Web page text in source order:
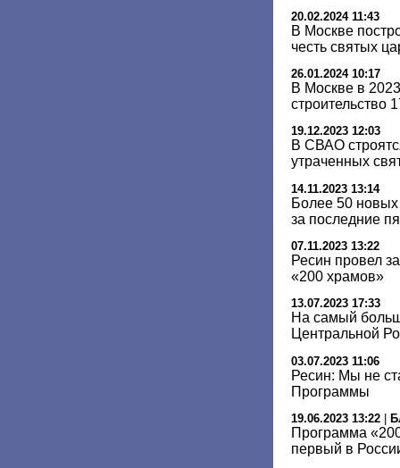
20.02.2024 11:43
В Москве
честь святых
26.01.2024 10:17
В Москве в
строительство
19.12.2023 12:03
В СВАО
утраченных
14.11.2023 13:14
Более 50
за последние
07.11.2023 13:22
Ресин провел
«200 храмов»
13.07.2023 17:33
На самый
Центральной
03.07.2023 11:06
Ресин: Мы не
Программы
19.06.2023 13:22
Программа
первый в